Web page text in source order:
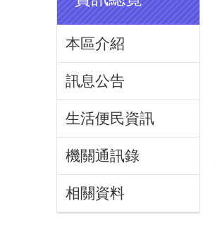
本區介紹
訊息公告
生活便民資訊
機關通訊錄
相關資料